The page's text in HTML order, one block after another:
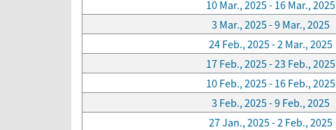
10 Mar., 2025 - 16 Mar., 2025
3 Mar., 2025 - 9 Mar., 2025
24 Feb., 2025 - 2 Mar., 2025
17 Feb., 2025 - 23 Feb., 2025
10 Feb., 2025 - 16 Feb., 2025
3 Feb., 2025 - 9 Feb., 2025
27 Jan., 2025 - 2 Feb., 2025